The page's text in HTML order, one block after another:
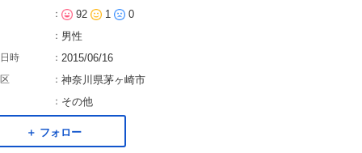
： 92 1 0
： 男性
時 ： 2015/06/16
： 神奈川県茅ヶ崎市
： その他
＋ フォロー